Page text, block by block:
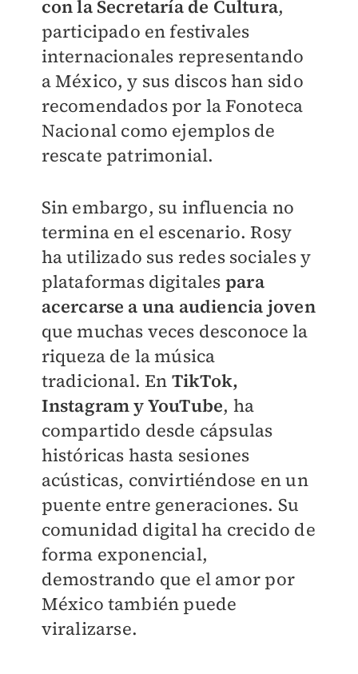
con la Secretaría de Cultura,
participado en festivales
internacionales representando
a México, y sus discos han sido
recomendados por la Fonoteca
Nacional como ejemplos de
rescate patrimonial.
Sin embargo, su influencia no
termina en el escenario. Rosy
ha utilizado sus redes sociales y
plataformas digitales para
acercarse a una audiencia joven
que muchas veces desconoce la
riqueza de la música
tradicional. En TikTok,
Instagram y YouTube, ha
compartido desde cápsulas
históricas hasta sesiones
acústicas, convirtiéndose en un
puente entre generaciones. Su
comunidad digital ha crecido de
forma exponencial,
demostrando que el amor por
México también puede
viralizarse.